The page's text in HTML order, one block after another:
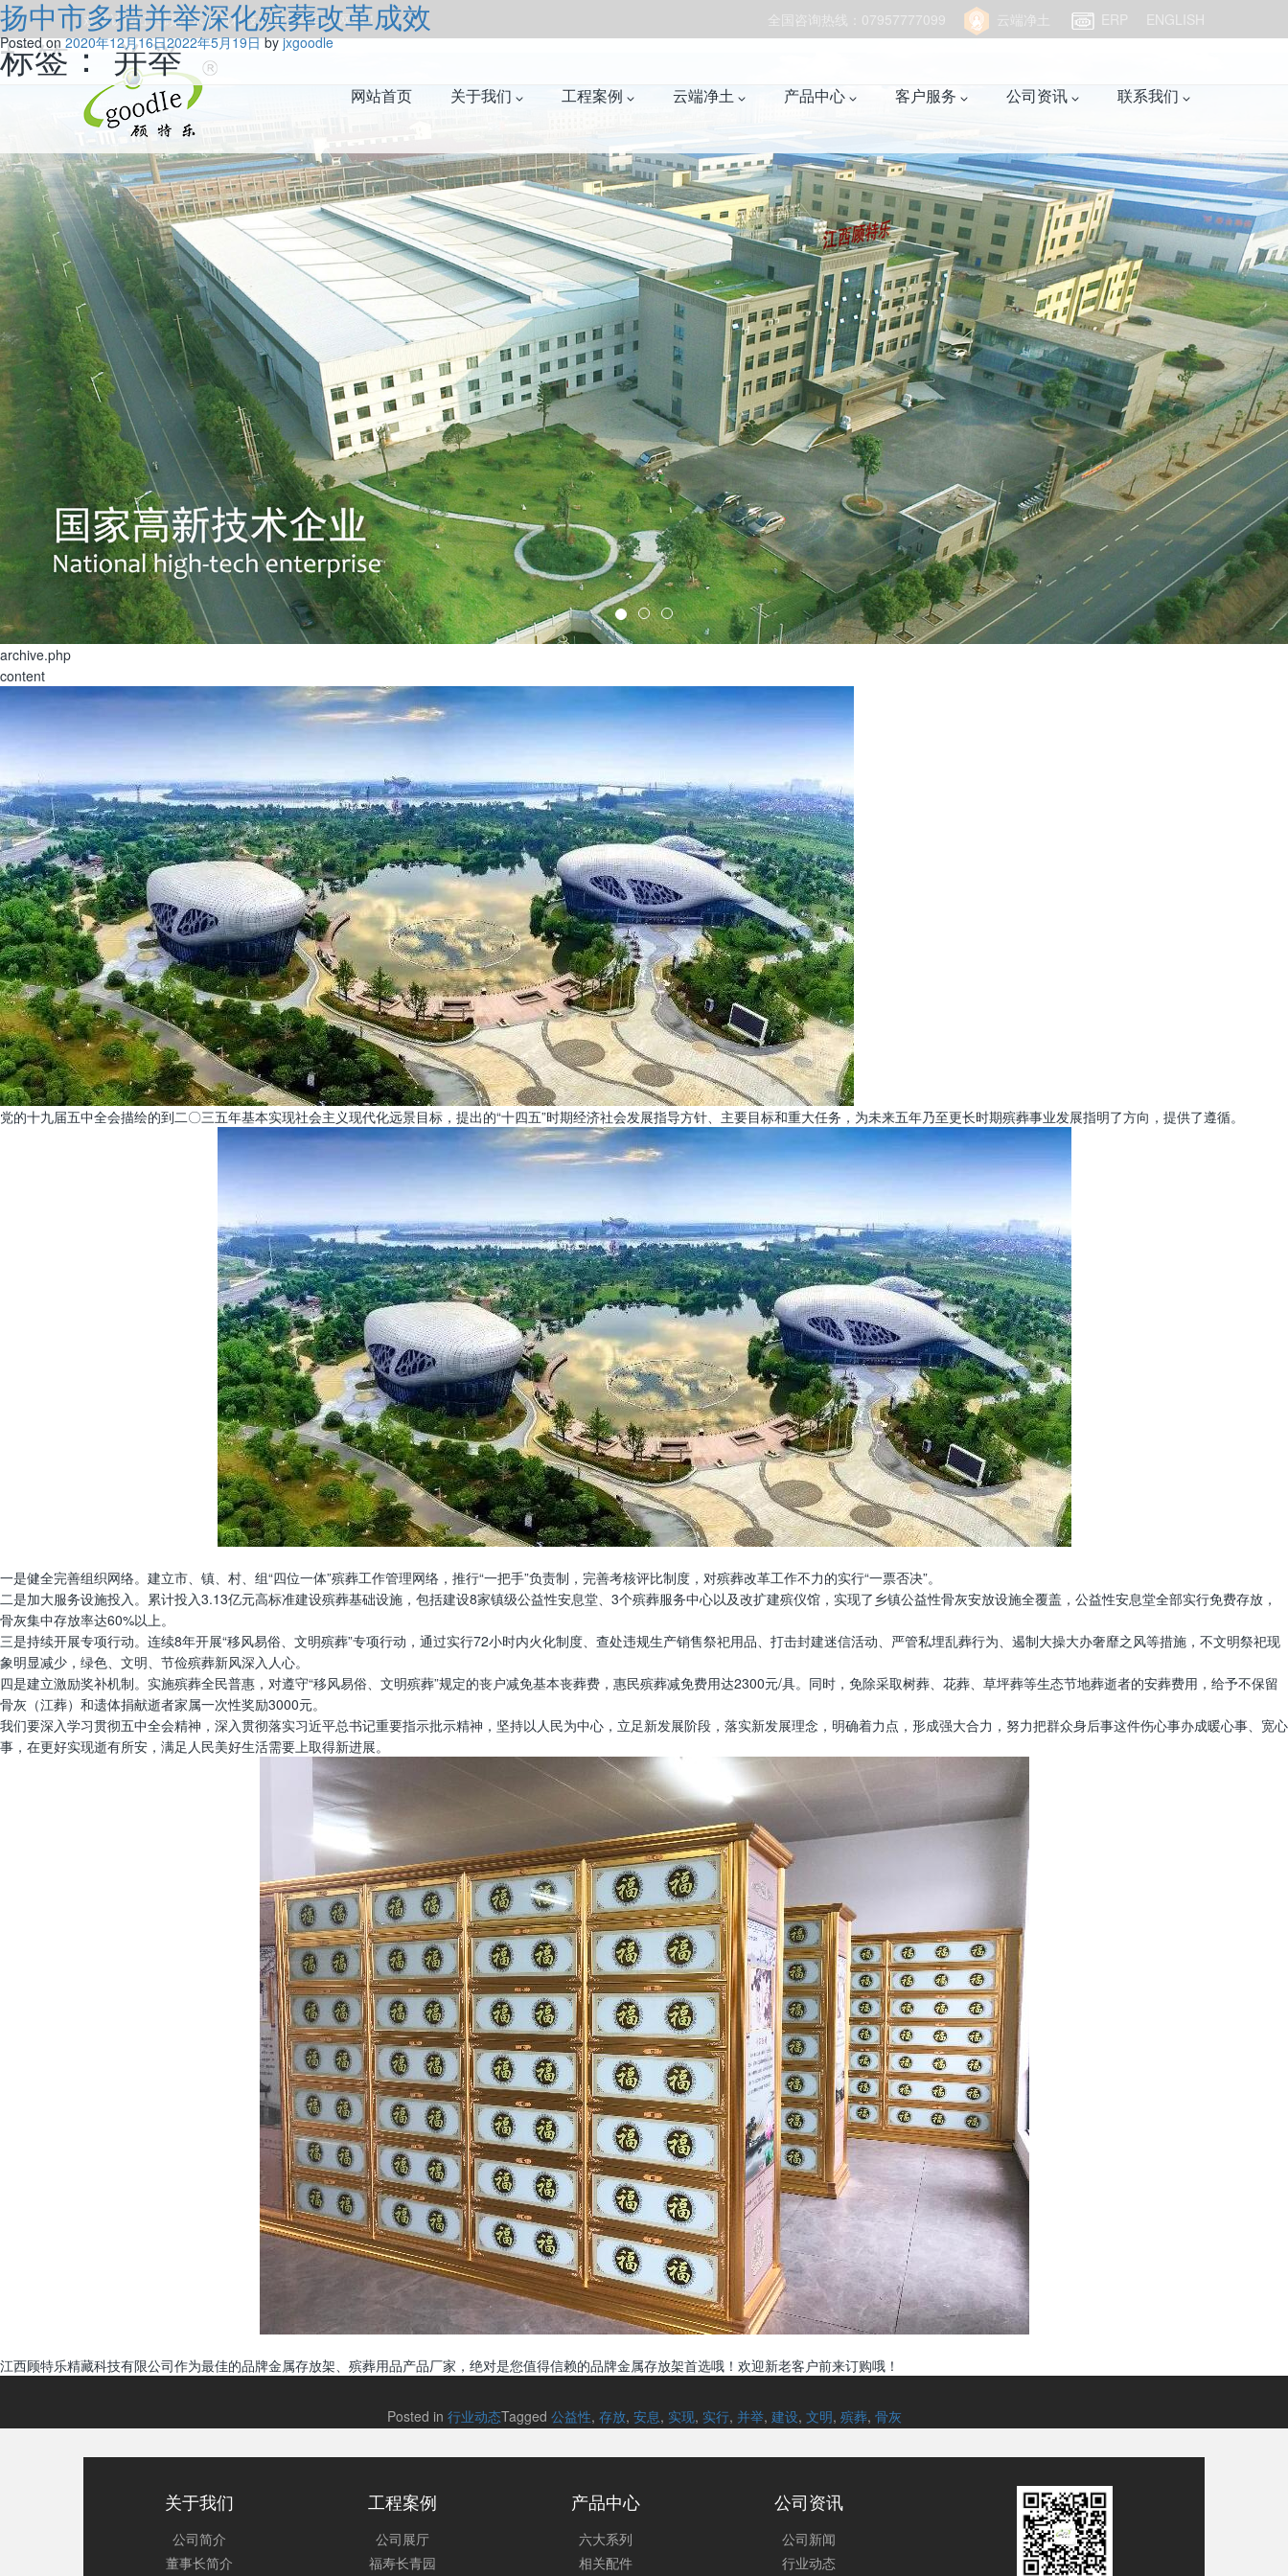
欢迎访问江西顾特乐精藏科技有限公司官方网站！ 全国咨询热线：07957777099 云端净土 ERP ENGLISH
网站首页 关于我们 工程案例 云端净土 产品中心 客户服务 公司资讯 联系我们
archive.php
标签：并举
content
扬中市多措并举深化殡葬改革成效
Posted on2020年12月16日2022年5月19日byjxgoodle
党的十九届五中全会描绘的到二〇三五年基本实现社会主义现代化远景目标，提出的“十四五”时期经济社会发展指导方针、主要目标和重大任务，为未来五年乃至更长时期殡葬事业发展指明了方向，提供了遵循。
一是健全完善组织网络。建立市、镇、村、组“四位一体”殡葬工作管理网络，推行“一把手”负责制，完善考核评比制度，对殡葬改革工作不力的实行“一票否决”。
二是加大服务设施投入。累计投入3.13亿元高标准建设殡葬基础设施，包括建设8家镇级公益性安息堂、3个殡葬服务中心以及改扩建殡仪馆，实现了乡镇公益性骨灰安放设施全覆盖，公益性安息堂全部实行免费存放，
骨灰集中存放率达60%以上。
三是持续开展专项行动。连续8年开展“移风易俗、文明殡葬”专项行动，通过实行72小时内火化制度、查处违规生产销售祭祀用品、打击封建迷信活动、严管私埋乱葬行为、遏制大操大办奢靡之风等措施，不文明祭祀现
象明显减少，绿色、文明、节俭殡葬新风深入人心。
四是建立激励奖补机制。实施殡葬全民普惠，对遵守“移风易俗、文明殡葬”规定的丧户减免基本丧葬费，惠民殡葬减免费用达2300元/具。同时，免除采取树葬、花葬、草坪葬等生态节地葬逝者的安葬费用，给予不保留
骨灰（江葬）和遗体捐献逝者家属一次性奖励3000元。
我们要深入学习贯彻五中全会精神，深入贯彻落实习近平总书记重要指示批示精神，坚持以人民为中心，立足新发展阶段，落实新发展理念，明确着力点，形成强大合力，努力把群众身后事这件伤心事办成暖心事、宽心
事，在更好实现逝有所安，满足人民美好生活需要上取得新进展。
江西顾特乐精藏科技有限公司作为最佳的品牌金属存放架、殡葬用品产品厂家，绝对是您值得信赖的品牌金属存放架首选哦！欢迎新老客户前来订购哦！
Posted in 行业动态Tagged 公益性, 存放, 安息, 实现, 实行, 并举, 建设, 文明, 殡葬, 骨灰
关于我们
公司简介
董事长简介
工程案例
公司展厅
福寿长青园
产品中心
六大系列
相关配件
公司资讯
公司新闻
行业动态